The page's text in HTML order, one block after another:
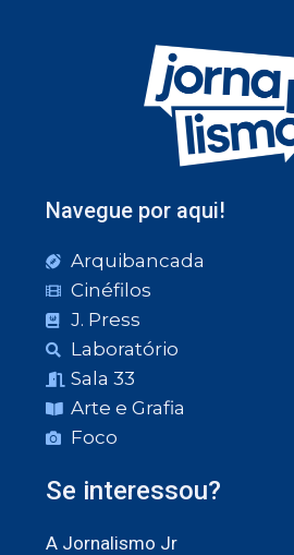
Navegue por aqui!
Arquibancada
Cinéfilos
J. Press
Laboratório
Sala 33
Arte e Grafia
Foco
Se interessou?
A Jornalismo Jr